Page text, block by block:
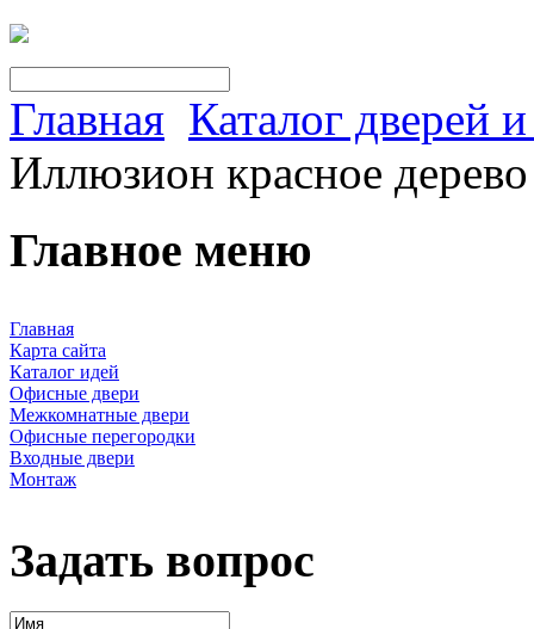
Главная Каталог дверей
Иллюзион красное
Главное меню
Главная
Карта сайта
Каталог идей
Офисные двери
Межкомнатные двери
Офисные перегородки
Входные двери
Монтаж
Задать вопрос